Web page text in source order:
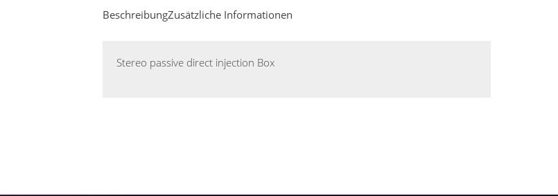
BeschreibungZusätzliche Informationen
Stereo passive direct injection Box